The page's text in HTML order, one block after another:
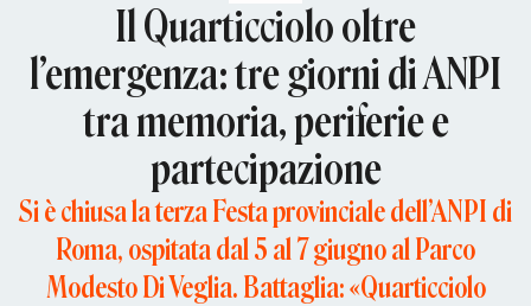
Il Quarticciolo oltre
l’emergenza: tre giorni di ANPI
tra memoria, periferie e
partecipazione
Si è chiusa la terza Festa provinciale dell’ANPI di
Roma, ospitata dal 5 al 7 giugno al Parco
Modesto Di Veglia. Battaglia: «Quarticciolo